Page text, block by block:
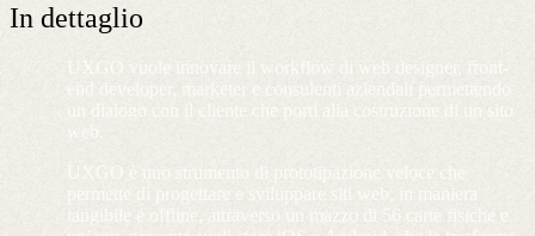
In dettaglio
UXGO vuole innovare il workflow di web designer, front-
end developer, marketer e consulenti aziendali permettendo
un dialogo con il cliente che porti alla costruzione di un sito
web.
UXGO è uno strumento di prototipazione veloce che
permette di progettare e sviluppare siti web, in maniera
tangibile e offline, attraverso un mazzo di 56 carte fisiche e